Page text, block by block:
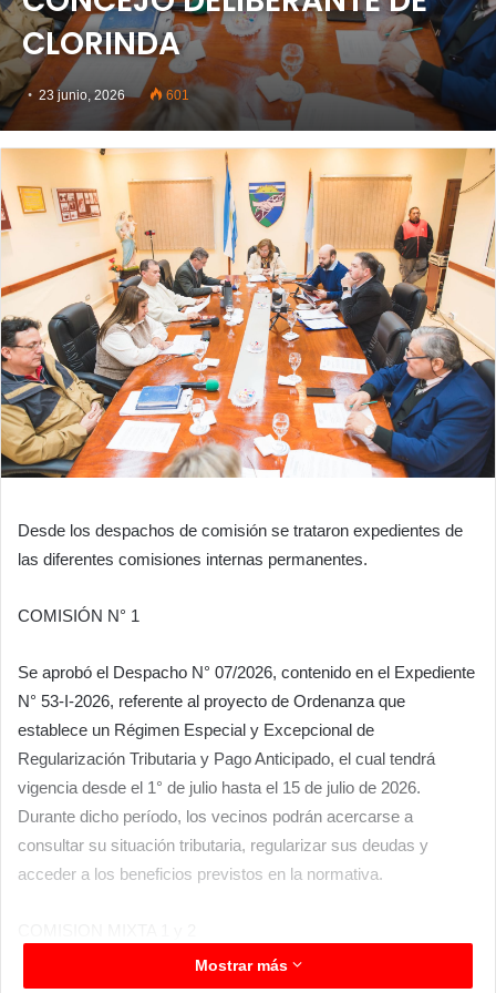
CLORINDA
23 junio, 2026 601
Desde los despachos de comisión se trataron expedientes de
las diferentes comisiones internas permanentes.
COMISIÓN N° 1
Se aprobó el Despacho N° 07/2026, contenido en el Expediente
N° 53-I-2026, referente al proyecto de Ordenanza que
establece un Régimen Especial y Excepcional de
Regularización Tributaria y Pago Anticipado, el cual tendrá
vigencia desde el 1° de julio hasta el 15 de julio de 2026.
Durante dicho período, los vecinos podrán acercarse a
consultar su situación tributaria, regularizar sus deudas y
acceder a los beneficios previstos en la normativa.
Se aprobaron distintos proyectos de resolución vinculados a
Mostrar más